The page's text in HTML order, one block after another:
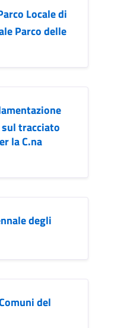
Locale di
Parco delle
tracciato
la C.na
degli
del